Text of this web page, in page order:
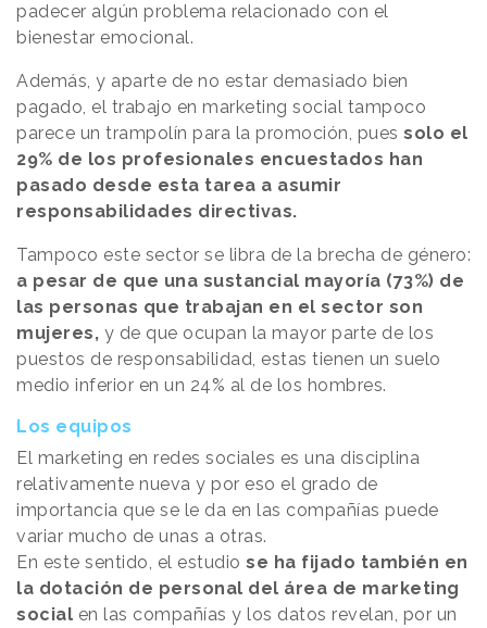
padecer algún problema relacionado con el
bienestar emocional.
Además, y aparte de no estar demasiado bien
pagado, el trabajo en marketing social tampoco
parece un trampolín para la promoción, pues solo el
29% de los profesionales encuestados han
pasado desde esta tarea a asumir
responsabilidades directivas.
Tampoco este sector se libra de la brecha de género:
a pesar de que una sustancial mayoría (73%) de
las personas que trabajan en el sector son
mujeres, y de que ocupan la mayor parte de los
puestos de responsabilidad, estas tienen un suelo
medio inferior en un 24% al de los hombres.
Los equipos
El marketing en redes sociales es una disciplina
relativamente nueva y por eso el grado de
importancia que se le da en las compañías puede
variar mucho de unas a otras.
En este sentido, el estudio se ha fijado también en
la dotación de personal del área de marketing
social en las compañías y los datos revelan, por un